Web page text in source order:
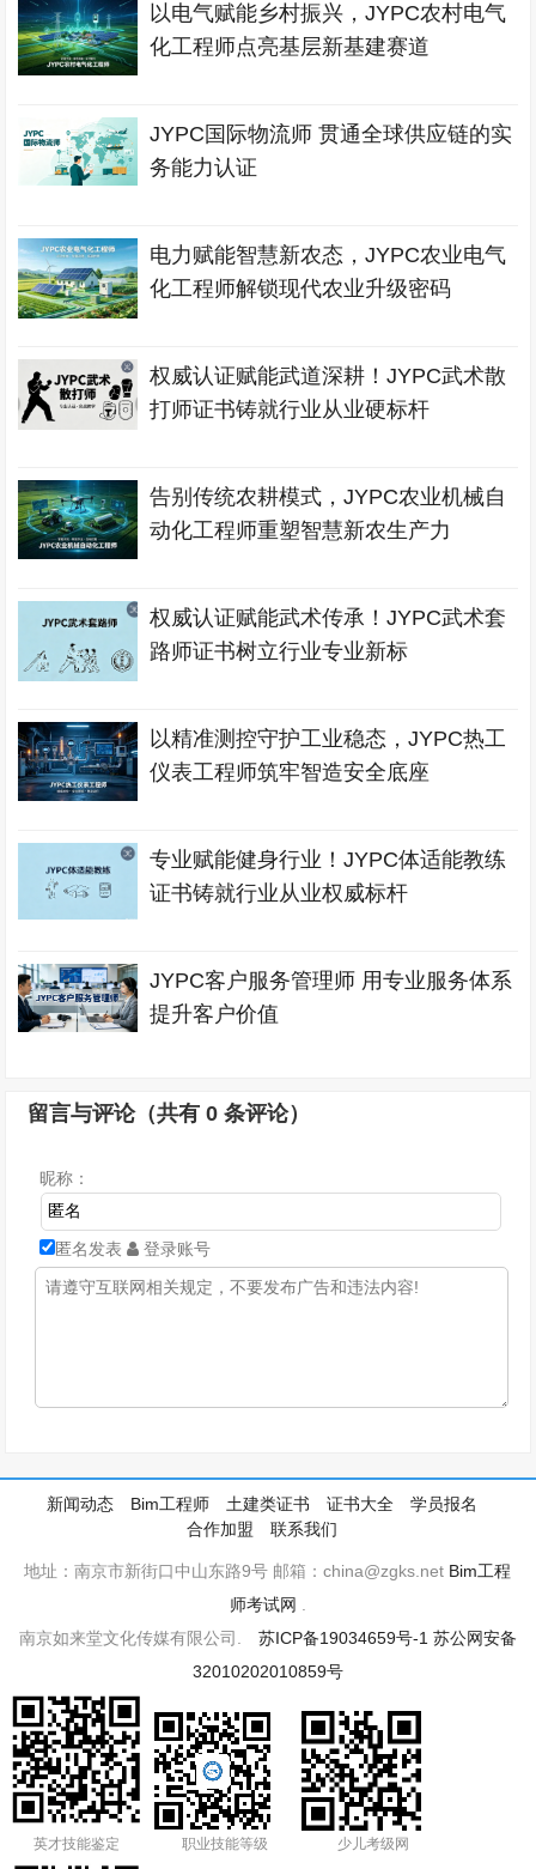
以电气赋能乡村振兴，JYPC农村电气
化工程师点亮基层新基建赛道
JYPC国际物流师 贯通全球供应链的实
务能力认证
电力赋能智慧新农态，JYPC农业电气
化工程师解锁现代农业升级密码
权威认证赋能武道深耕！JYPC武术散
打师证书铸就行业从业硬标杆
告别传统农耕模式，JYPC农业机械自
动化工程师重塑智慧新农生产力
权威认证赋能武术传承！JYPC武术套
路师证书树立行业专业新标
以精准测控守护工业稳态，JYPC热工
仪表工程师筑牢智造安全底座
专业赋能健身行业！JYPC体适能教练
证书铸就行业从业权威标杆
JYPC客户服务管理师 用专业服务体系
提升客户价值
留言与评论（共有0 条评论）
昵称：
匿名发表 登录账号
新闻动态 Bim工程师 土建类证书 证书大全
学员报名
合作加盟
联系我们
地址：南京市新街口中山东路9号 邮箱：china@zgks.net Bim工程
师考试网
南京如来堂文化传媒有限公司. 苏ICP备19034659号-1 苏公网安备
32010202010859号
英才技能鉴定 职业技能等级 少儿考级网